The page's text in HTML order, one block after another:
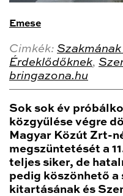
Emese
Cimkék:
Érdeklődőknek,
bringazona.hu
Sok sok év
közgyűlése végre
Magyar Közút Zrt-
megszüntetését a
teljes siker, de
pedig köszönhető
kitartásának és